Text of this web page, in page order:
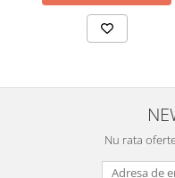
Nu rata